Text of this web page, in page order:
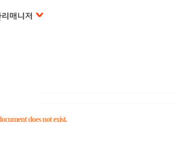
does not exist.